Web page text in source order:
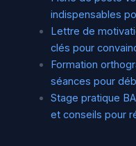
indispensables
Lettre de
clés pour
Formation
séances pour
Stage pratique
et conseils pour